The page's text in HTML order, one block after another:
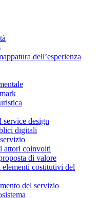
dell’esperienza
service design
digitali
attori coinvolti
di valore
costitutivi del
del servizio